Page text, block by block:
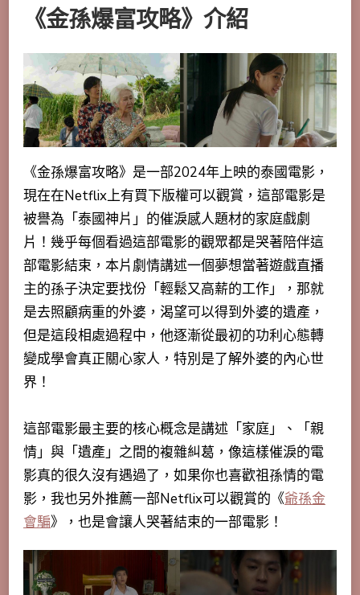
《金孫爆富攻略》介紹
《金孫爆富攻略》是一部2024年上映的泰國電影，
現在在Netflix上有買下版權可以觀賞，這部電影是
被譽為「泰國神片」的催淚感人題材的家庭戲劇
片！幾乎每個看過這部電影的觀眾都是哭著陪伴這
部電影結束，本片劇情講述一個夢想當著遊戲直播
主的孫子決定要找份「輕鬆又高薪的工作」，那就
是去照顧病重的外婆，渴望可以得到外婆的遺產，
但是這段相處過程中，他逐漸從最初的功利心態轉
變成學會真正關心家人，特別是了解外婆的內心世
界！
這部電影最主要的核心概念是講述「家庭」、「親
情」與「遺產」之間的複雜糾葛，像這樣催淚的電
影真的很久沒有遇過了，如果你也喜歡祖孫情的電
影，我也另外推薦一部Netflix可以觀賞的《爺孫金
會騙》，也是會讓人哭著結束的一部電影！